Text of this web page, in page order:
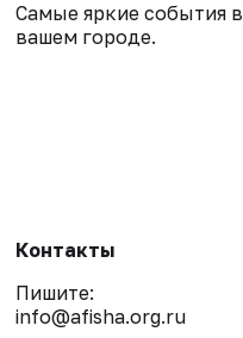
Самые яркие события в
вашем городе.
Контакты
Пишите:
info@afisha.org.ru